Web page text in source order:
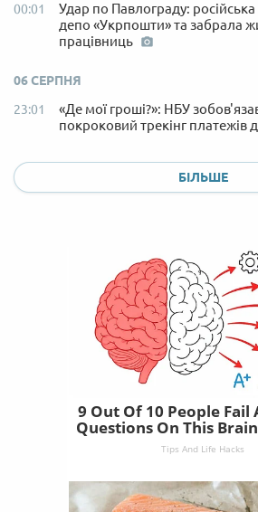
00:01
Удар по Павлограду:
депо «Укрпошти» та забрала
працівниць
06 СЕРПНЯ
23:01
«Де мої гроші?»: НБУ
покроковий трекінг платежів
БІЛЬШЕ
9 Out Of 10 People Fail
Questions On This
Tips And Life Hacks